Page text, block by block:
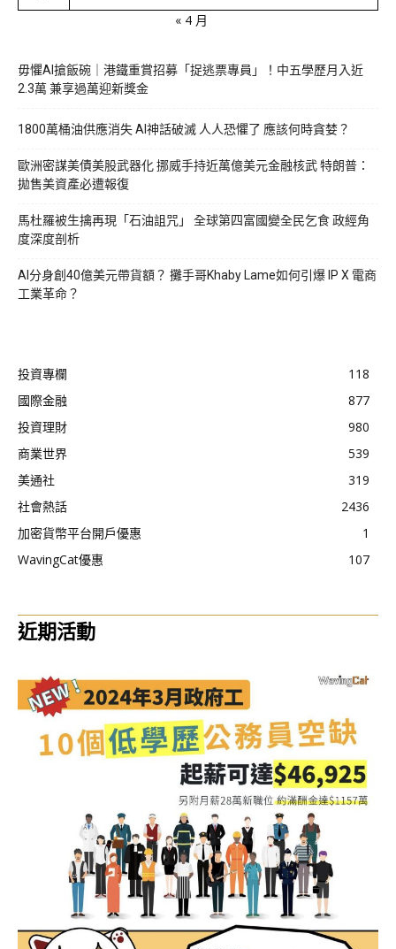
« 4 月
毋懼AI搶飯碗｜港鐵重賞招募「捉逃票專員」！中五學歷月入近
2.3萬 兼享過萬迎新獎金
1800萬桶油供應消失 AI神話破滅 人人恐懼了 應該何時貪婪？
歐洲密謀美債美股武器化 挪威手持近萬億美元金融核武 特朗普：
拋售美資產必遭報復
馬杜羅被生擒再現「石油詛咒」 全球第四富國變全民乞食 政經角
度深度剖析
AI分身創40億美元帶貨額？ 攤手哥Khaby Lame如何引爆 IP X 電商
工業革命？
投資專欄
118
國際金融
877
投資理財
980
商業世界
539
美通社
319
社會熱話
2436
加密貨幣平台開戶優惠
1
WavingCat優惠
107
近期活動